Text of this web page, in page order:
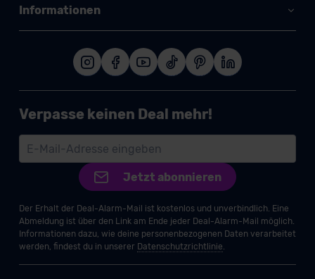
Informationen
Verpasse keinen Deal mehr!
Jetzt abonnieren
Der Erhalt der Deal-Alarm-Mail ist kostenlos und unverbindlich. Eine
Abmeldung ist über den Link am Ende jeder Deal-Alarm-Mail möglich.
Informationen dazu, wie deine personenbezogenen Daten verarbeitet
werden, findest du in unserer Datenschutzrichtlinie.